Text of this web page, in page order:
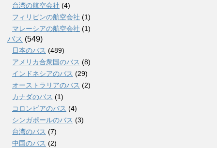
台湾の航空会社 (4)
フィリピンの航空会社 (1)
マレーシアの航空会社 (1)
バス (549)
日本のバス (489)
アメリカ合衆国のバス (8)
インドネシアのバス (29)
オーストラリアのバス (2)
カナダのバス (1)
コロンビアのバス (4)
シンガポールのバス (3)
台湾のバス (7)
中国のバス (2)